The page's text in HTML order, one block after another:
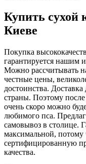
Купить сухой
Киеве
Покупка
гарантируется нашим
Можно рассчитывать
честные цены,
достоинства.
страны. Поэтому после
очень скоро можно
любимого пса.
самовывоз в столице.
максимальной, потому
сертифицированную
качества.